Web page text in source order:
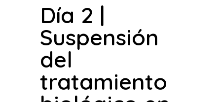
Día 2 |
Suspensión
del
tratamiento